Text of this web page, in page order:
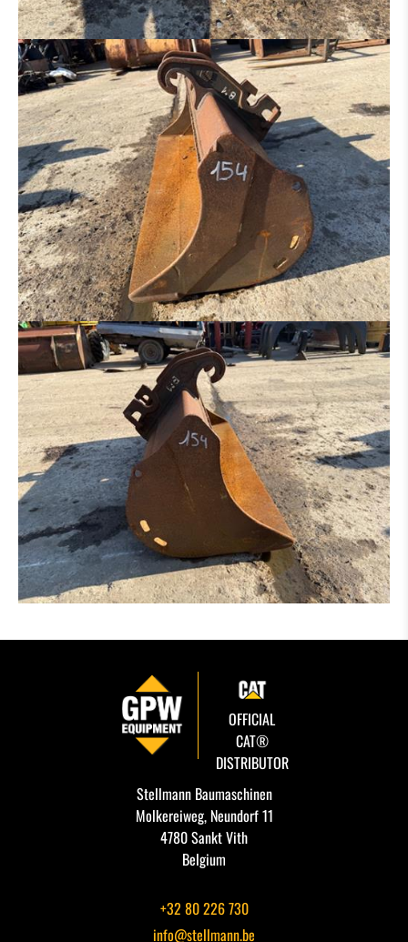
OFFICIAL
CAT®
DISTRIBUTOR
Stellmann Baumaschinen
Molkereiweg, Neundorf 11
4780 Sankt Vith
Belgium
+32 80 226 730
info@stellmann.be